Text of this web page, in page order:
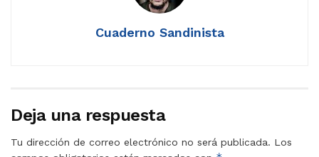
Cuaderno Sandinista
Deja una respuesta
Tu dirección de correo electrónico no será publicada. Los